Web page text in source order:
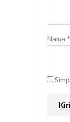
Nama *